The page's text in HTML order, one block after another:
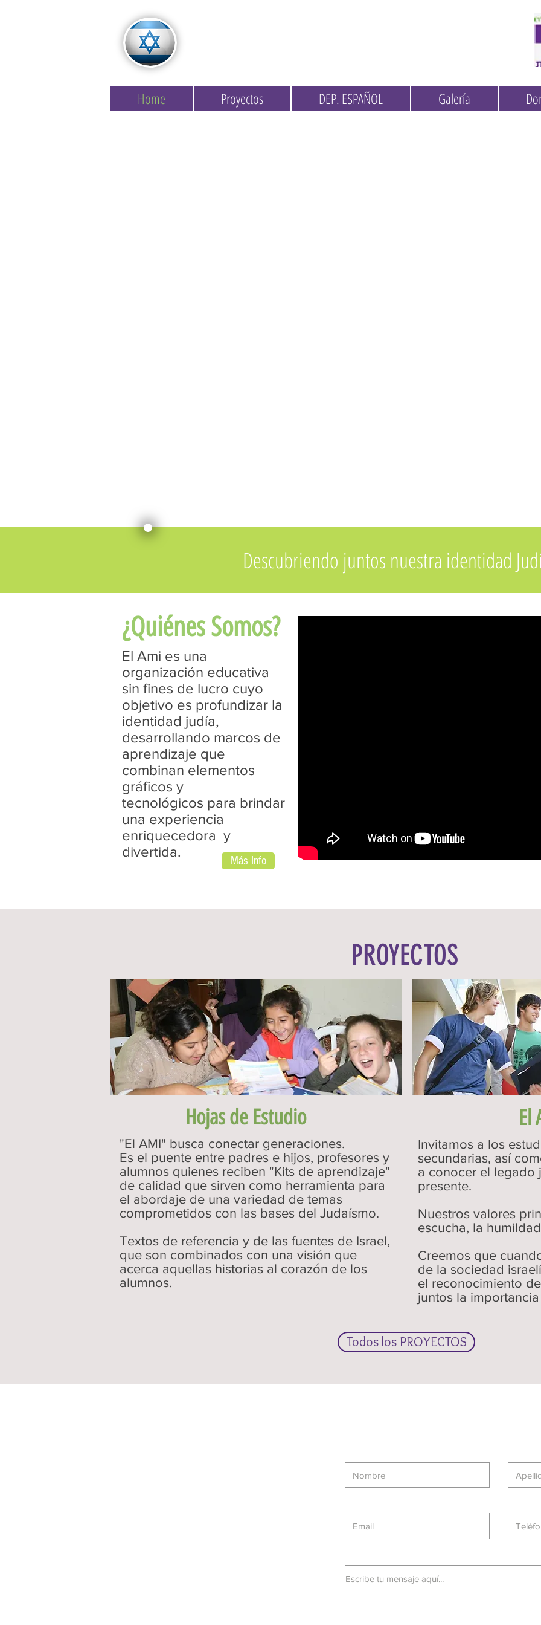
Descubriendo juntos nuestra identidad
¿Quiénes Somos?
El Ami es una
organización educativa
sin fines de lucro cuyo
objetivo es profundizar la
identidad judía,
desarrollando marcos de
aprendizaje que
combinan elementos
gráficos y
tecnológicos para brindar
una experiencia
enriquecedora y
divertida.
Más Info
PROYECTOS
Hojas de Estudio
"El AMI" busca conectar generaciones.
Es el puente entre padres e hijos, profesores y
alumnos quienes reciben "Kits de aprendizaje"
de calidad que sirven como herramienta para
el abordaje de una variedad de temas
comprometidos con las bases del Judaísmo.
Textos de referencia y de las fuentes de Israel,
que son combinados con una visión que
acerca aquellas historias al corazón de los
alumnos.
El
Invitamos a los
secundarias, así
a conocer el legado
presente.
Nuestros valores
escucha, la
Creemos que
de la sociedad
el reconocimiento
juntos la
Todos los PROYECTOS
Home Proyectos DEP. ESPAÑOL Galería